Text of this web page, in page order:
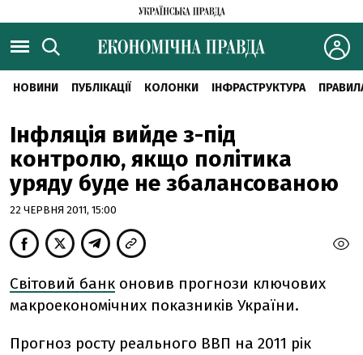
НОВИНИ ПУБЛІКАЦІЇ КОЛОНКИ ІНФРАСТРУКТУРА
Інфляція вийде з-під
контролю, якщо політика
уряду буде не збалансованою
22 ЧЕРВНЯ 2011, 15:00
Світовий банк оновив прогнози ключових
макроекономічних показників України.
Прогноз росту реального ВВП на 2011 рік